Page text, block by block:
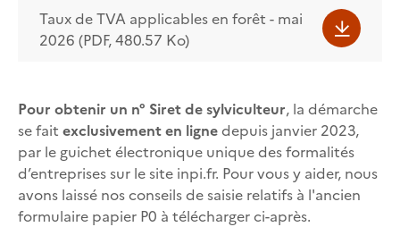
Taux de TVA applicables en forêt - mai
2026 (PDF, 480.57 Ko)
Pour obtenir un n° Siret de sylviculteur, la démarche
se fait exclusivement en lignedepuis janvier 2023,
par le guichet électronique unique des formalités
d’entreprises sur le site inpi.fr. Pour vous y aider, nous
avons laissé nos conseils de saisie relatifs à l'ancien
formulaire papier P0 à télécharger ci-après.